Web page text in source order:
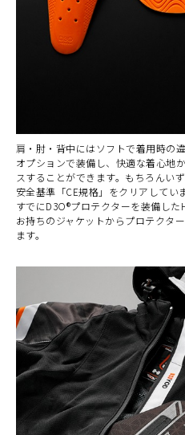
肩・肘・背中にはソフトで着用時の
オプションで装備し、快適な着心地
スすることができます。もちろんい
安全基準「CE規格」をクリアしていま
すでにD3O®プロテクターを装備した
お持ちのジャケットからプロテクタ
ます。